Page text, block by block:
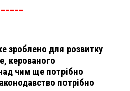
зроблено для розвитку
керованого
чим ще потрібно
потрібно